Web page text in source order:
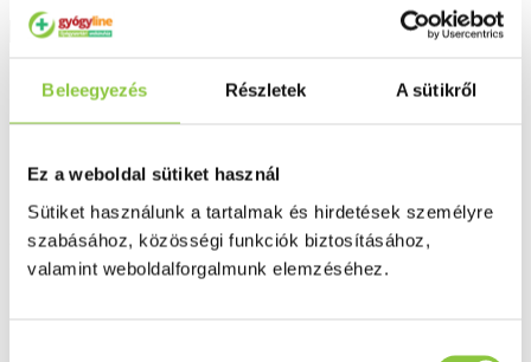
Beleegyezés Részletek A sütikről
Ez a weboldal sütiket használ
Sütiket használunk a tartalmak és hirdetések személyre
szabásához, közösségi funkciók biztosításához,
valamint weboldalforgalmunk elemzéséhez.
Ideal Body antioxidáns
kapszula 60 db